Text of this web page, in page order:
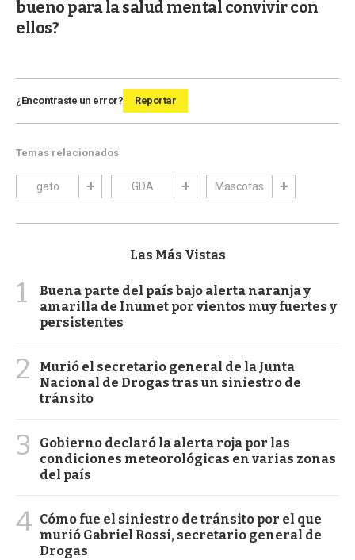
bueno para la salud mental convivir con
ellos?
¿Encontraste un error? Reportar
Temas relacionados
gato GDA Mascotas
Las Más Vistas
1
Buena parte del país bajo alerta naranja y
amarilla de Inumet por vientos muy fuertes y
persistentes
2
Murió el secretario general de la Junta
Nacional de Drogas tras un siniestro de
tránsito
3
Gobierno declaró la alerta roja por las
condiciones meteorológicas en varias zonas
del país
4 Cómo fue el siniestro de tránsito por el que
murió Gabriel Rossi, secretario general de
Drogas